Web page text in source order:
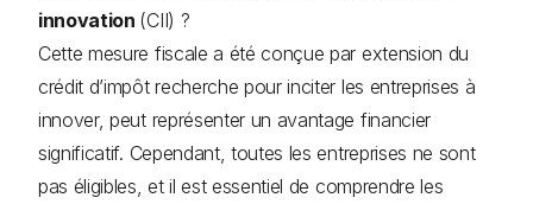
innovation (CII) ?
Cette mesure fiscale a été conçue par extension du
crédit d’impôt recherche pour inciter les entreprises à
innover, peut représenter un avantage financier
significatif. Cependant, toutes les entreprises ne sont
pas éligibles, et il est essentiel de comprendre les